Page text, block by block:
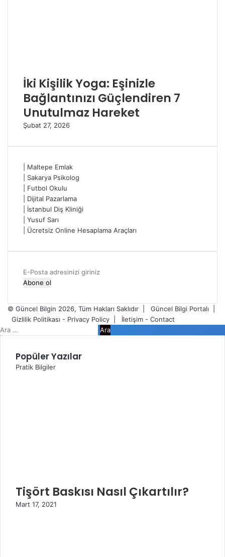
İki Kişilik Yoga: Eşinizle
Bağlantınızı Güçlendiren 7
Unutulmaz Hareket
Şubat 27, 2026
Maltepe Emlak
Sakarya Psikolog
Futbol Okulu
Dijital Pazarlama
İstanbul Diş Kliniği
Yusuf Sarı
Ücretsiz Online Hesaplama Araçları
E-
Posta
giriniz
© Güncel Bilgin 2026, Tüm Hakları Saklıdır | Güncel Bilgi Portalı
Gizlilik Politikası - Privacy Policy
İletişim - Contact
Kapalı
Arama:
Popüler Yazılar
Pratik Bilgiler
Tişört Baskısı Nasıl Çıkartılır?
Mart 17, 2021